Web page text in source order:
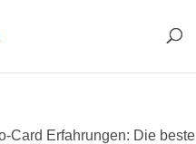
Card Erfahrungen: Die beste